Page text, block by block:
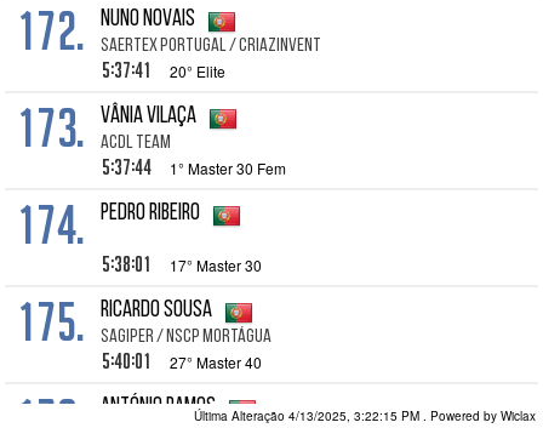
172. Nuno Novais
SAERTEX Portugal / CRIAZinvent
5:37:41 20° Elite
173. Vânia Vilaça
ACDL Team
5:37:44 1° Master 30 Fem
174. Pedro Ribeiro
5:38:01 17° Master 30
175. Ricardo Sousa
SAGIPER / NSCP Mortágua
5:40:01 27° Master 40
António RamosÚltima Alteração 4/13/2025, 3:22:15 PM . Powered by Wiclax